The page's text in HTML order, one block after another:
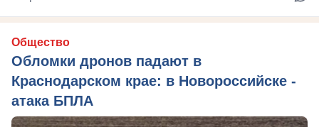
Общество
Обломки дронов падают в
Краснодарском крае: в Новороссийске -
атака БПЛА